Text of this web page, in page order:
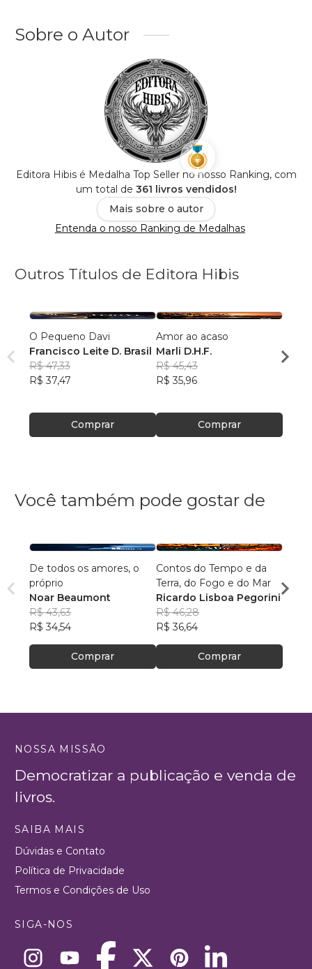
Sobre o Autor
Editora Hibis é Medalha Top Seller no nosso Ranking, com
um total de 361 livros vendidos!
Mais sobre o autor
Entenda o nosso Ranking de Medalhas
Outros Títulos de Editora Hibis
O Pequeno Davi
Francisco Leite D. Brasil
R$ 47,33
R$ 37,47
Comprar
Amor ao acaso
Marli D.H.F.
R$ 45,43
R$ 35,96
Comprar
Marli
R$
Você também pode gostar de
De todos os amores, o
próprio
Noar Beaumont
R$ 43,63
R$ 34,54
Comprar
Contos do Tempo e da
Terra, do Fogo e do Mar
Ricardo Lisboa Pegorini
R$ 46,28
R$ 36,64
Comprar
R$
NOSSA MISSÃO
Democratizar a publicação e venda de
livros.
SAIBA MAIS
Dúvidas e Contato
Política de Privacidade
Termos e Condições de Uso
SIGA-NOS